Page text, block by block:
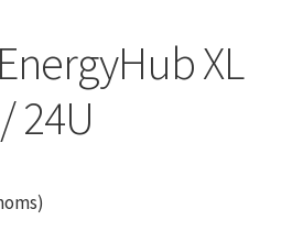
XL
24U